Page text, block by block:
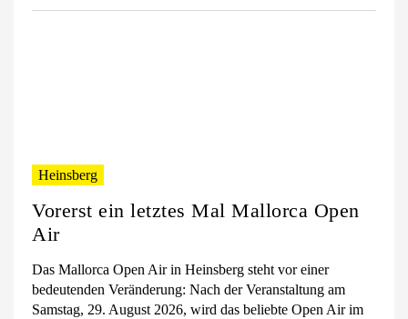
Heinsberg
Vorerst ein letztes Mal Mallorca Open
Air
Das Mallorca Open Air in Heinsberg steht vor einer
bedeutenden Veränderung: Nach der Veranstaltung am
Samstag, 29. August 2026, wird das beliebte Open Air im